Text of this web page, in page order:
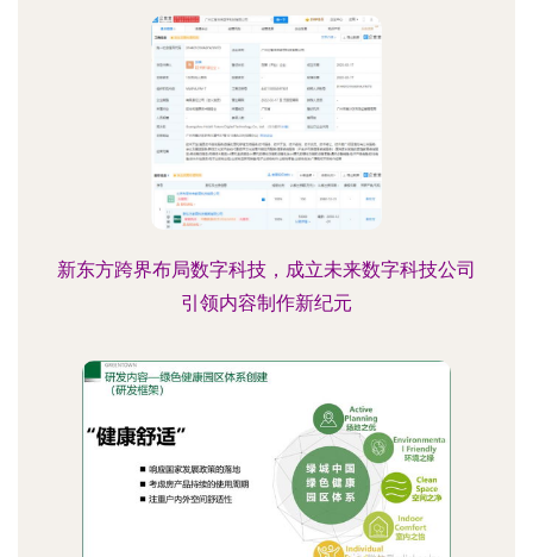
新东方跨界布局数字科技，成立未来数字科技公司
引领内容制作新纪元